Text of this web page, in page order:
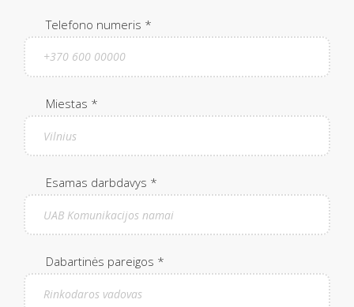
Telefono numeris *
Miestas *
Esamas darbdavys *
Dabartinės pareigos *